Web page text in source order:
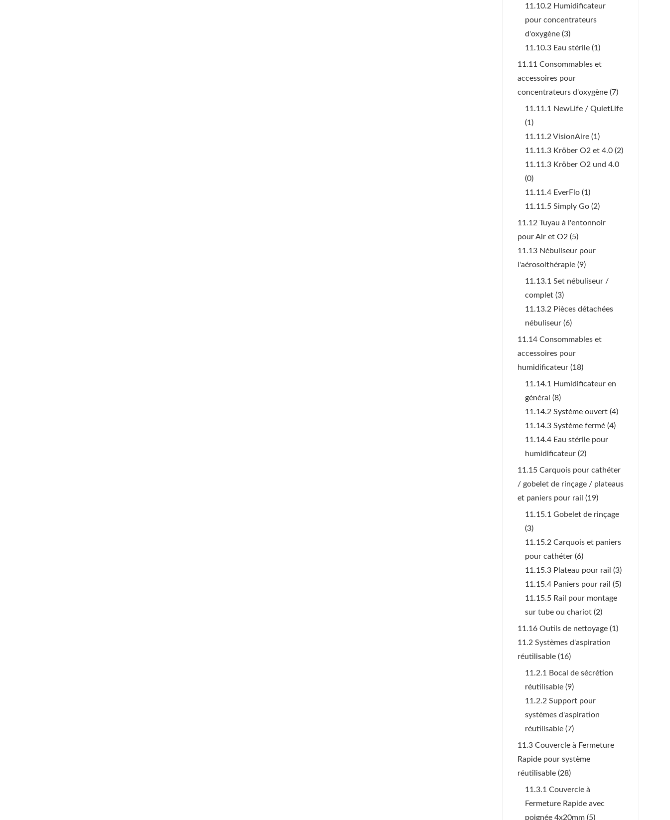
11.10.2 Humidificateur
pour concentrateurs
d'oxygène (3)
11.10.3 Eau stérile (1)
11.11 Consommables et
accessoires pour
concentrateurs d'oxygène (7)
11.11.1 NewLife / QuietLife
(1)
11.11.2 VisionAire (1)
11.11.3 Kröber O2 et 4.0 (2)
11.11.3 Kröber O2 und 4.0
(0)
11.11.4 EverFlo (1)
11.11.5 Simply Go (2)
11.12 Tuyau à l'entonnoir
pour Air et O2 (5)
11.13 Nébuliseur pour
l'aérosolthérapie (9)
11.13.1 Set nébuliseur /
complet (3)
11.13.2 Pièces détachées
nébuliseur (6)
11.14 Consommables et
accessoires pour
humidificateur (18)
11.14.1 Humidificateur en
général (8)
11.14.2 Système ouvert (4)
11.14.3 Système fermé (4)
11.14.4 Eau stérile pour
humidificateur (2)
11.15 Carquois pour cathéter
/ gobelet de rinçage / plateaus
et paniers pour rail (19)
11.15.1 Gobelet de rinçage
(3)
11.15.2 Carquois et paniers
pour cathéter (6)
11.15.3 Plateau pour rail (3)
11.15.4 Paniers pour rail (5)
11.15.5 Rail pour montage
sur tube ou chariot (2)
11.16 Outils de nettoyage (1)
11.2 Systèmes d'aspiration
réutilisable (16)
11.2.1 Bocal de sécrétion
réutilisable (9)
11.2.2 Support pour
systèmes d'aspiration
réutilisable (7)
11.3 Couvercle à Fermeture
Rapide pour système
réutilisable (28)
11.3.1 Couvercle à
Fermeture Rapide avec
poignée 4x20mm (5)